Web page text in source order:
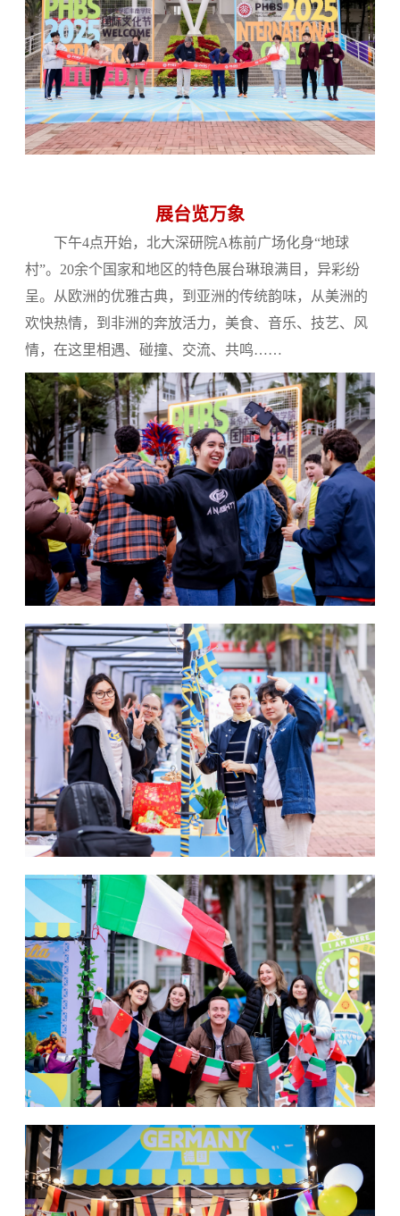
展台览万象
下午4点开始，北大深研院A栋前广场化身“地球
村”。20余个国家和地区的特色展台琳琅满目，异彩纷
呈。从欧洲的优雅古典，到亚洲的传统韵味，从美洲的
欢快热情，到非洲的奔放活力，美食、音乐、技艺、风
情，在这里相遇、碰撞、交流、共鸣……